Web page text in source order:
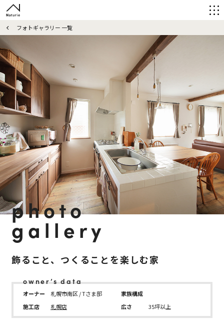
フォトギャラリー 一覧
photo
gallery
飾ること、つくることを楽しむ家
owner’s data
オーナー 札幌市南区 / Tさま邸
家族構成
施工店
札幌店 広さ 35坪以上